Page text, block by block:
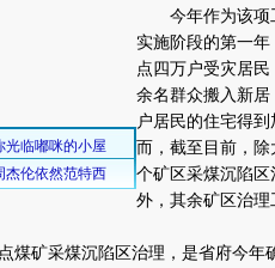
今年作为该项
实施阶段的第一年
点四万户受灾居
余名群众搬入新
户居民的住宅得
而，截至目前，
个矿区采煤沉陷
外，其余矿区治理
矿采煤沉陷区治理，是省府今年